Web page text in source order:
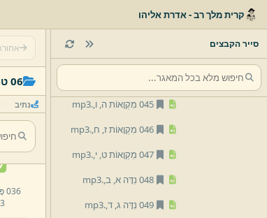
קרית מלך רב - אדרת אליהו
סייר הקבצים
042 טְהָרוֹת ט,
י,.
mp3
044 מִקְוָאוֹת ג,
045 מִקְוָאוֹת ה,
ו,.
mp3
046 מִקְוָאוֹת ז,
ח,.
mp3
047 מִקְוָאוֹת ט,
י,.
mp3
048 נִדָּה א,
ב,.
mp3
049 נִדָּה ג,
ד,.
mp3
06 טהרות
נתיב
031 נְגָעִים י,
ד,.
00:25
036 פָּרָה ט,